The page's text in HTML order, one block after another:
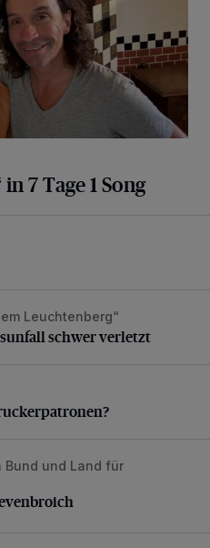
7 Tage 1 Song
schwer verletzt
Leuchtenberg“
schwer verletzt
Bund und Land für